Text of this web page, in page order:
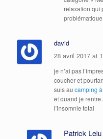
relaxation qui
david
28 avril 2017 at
je n’ai pas
coucher et
suis au camping
et quand je
l’insomnie total
Patrick Lelu